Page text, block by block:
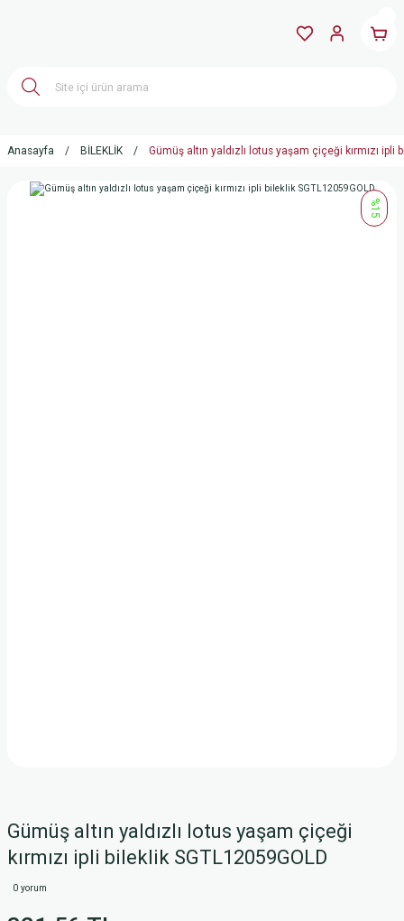
Anasayfa BİLEKLİK Gümüş altın yaldızlı lotus yaşam çiçeği kırmızı ipli
%15
Gümüş altın yaldızlı lotus yaşam çiçeği
kırmızı ipli bileklik SGTL12059GOLD
0 yorum